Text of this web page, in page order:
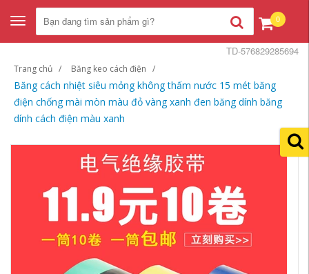
Toggle
navigation
0
Trang chủ Băng keo cách điện
Băng cách nhiệt siêu mỏng không thấm nước 15 mét băng
điện chống mài mòn màu đỏ vàng xanh đen băng dính băng
dính cách điện màu xanh
TD-576829285694